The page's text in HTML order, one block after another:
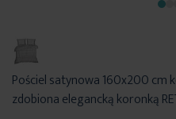
Pościel satynowa 160x200 cm
zdobiona elegancką koronką